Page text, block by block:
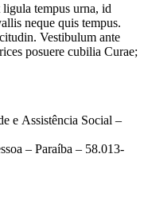
tempus urna, id
neque quis tempus.
Vestibulum ante
posuere cubilia Curae;
e Assistência Social –
– Paraíba – 58.013-